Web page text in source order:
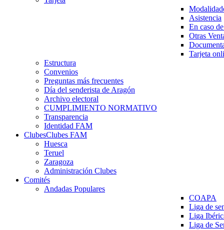
Asistencia
En caso
Otras
Tarjeta
Estructura
Convenios
Preguntas más frecuentes
Día del senderista de Aragón
Archivo electoral
CUMPLIMIENTO NORMATIVO
Transparencia
Identidad FAM
ClubesClubes FAM
Huesca
Teruel
Zaragoza
Administración Clubes
Comités
Andadas Populares
COAPA
Liga de
Liga
Liga de